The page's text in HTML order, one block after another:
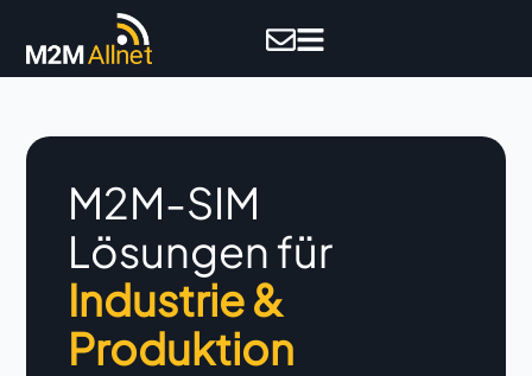
M2M-SIM
Lösungen für
Industrie &
Produktion